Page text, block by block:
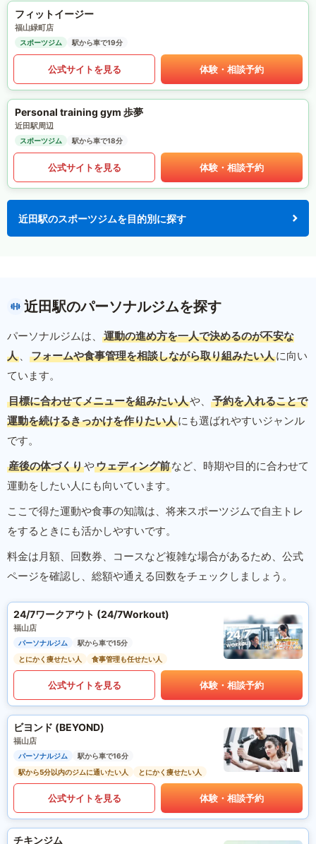
フィットイージー
福山緑町店
スポーツジム 駅から車で19分
公式サイトを見る 体験・相談予約
Personal training gym 歩夢
近田駅周辺
スポーツジム 駅から車で18分
公式サイトを見る 体験・相談予約
近田駅のスポーツジムを目的別に探す
近田駅のパーソナルジムを探す
パーソナルジムは、
運動の進め方を一人で決めるのが不安な
人 、 フォームや食事管理を相談しながら取り組みたい人に向い
ています。
目標に合わせてメニューを組みたい人や、
予約を入れることで
運動を続けるきっかけを作りたい人にも選ばれやすいジャンル
です。
産後の体づくりやウェディング前など、時期や目的に合わせて
運動をしたい人にも向いています。
ここで得た運動や食事の知識は、将来スポーツジムで自主トレ
をするときにも活かしやすいです。
料金は月額、回数券、コースなど複雑な場合があるため、公式
ページを確認し、総額や通える回数をチェックしましょう。
24/7ワークアウト (24/7Workout)
福山店
パーソナルジム
駅から車で15分
とにかく痩せたい人
食事管理も任せたい人
公式サイトを見る 体験・相談予約
ビヨンド (BEYOND)
福山店
パーソナルジム
駅から車で16分
駅から5分以内のジムに通いたい人
とにかく痩せたい人
公式サイトを見る 体験・相談予約
チキンジム